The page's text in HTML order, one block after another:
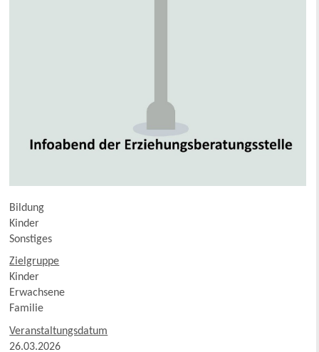
Bildung
Kinder
Sonstiges
Zielgruppe
Kinder
Erwachsene
Familie
Veranstaltungsdatum
26.03.2026